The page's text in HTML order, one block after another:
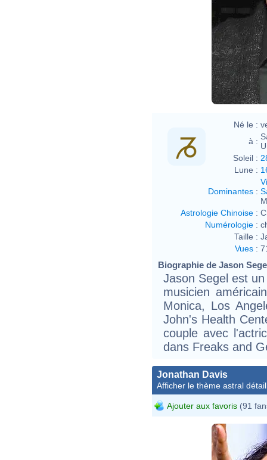
Né le :
à :
Soleil :
Lune :
Dominantes :
Astrologie Chinoise :
Numérologie :
Taille :
Vues :
Biographie de Jason
Jason Segel est
musicien
Monica, Los
John's Health
couple avec
dans Freaks and
Jonathan Davis
Afficher le thème astral
Ajouter aux favoris (91